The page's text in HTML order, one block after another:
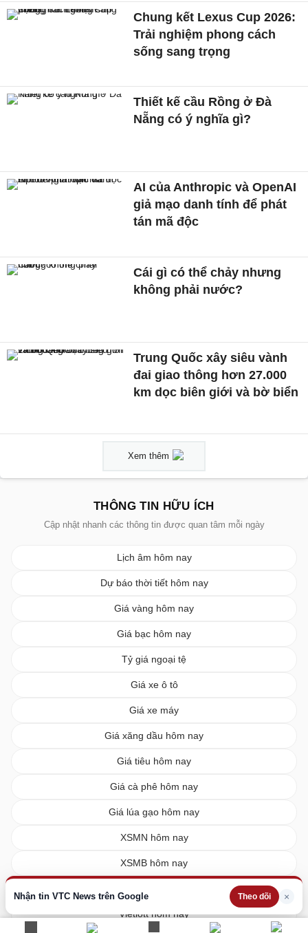
Nhận tin VTC News trên Google Theo dõi ×
Chung kết Lexus Cup 2026:
Trải nghiệm phong cách
sống sang trọng
Thiết kế cầu Rồng ở Đà
Nẵng có ý nghĩa gì?
AI của Anthropic và OpenAI
giả mạo danh tính để phát
tán mã độc
Cái gì có thể chảy nhưng
không phải nước?
Trung Quốc xây siêu vành
đai giao thông hơn 27.000
km dọc biên giới và bờ biển
Xem thêm
THÔNG TIN HỮU ÍCH
Cập nhật nhanh các thông tin được quan tâm mỗi ngày
Lịch âm hôm nay
Dự báo thời tiết hôm nay
Giá vàng hôm nay
Giá bạc hôm nay
Tỷ giá ngoại tệ
Giá xe ô tô
Giá xe máy
Giá xăng dầu hôm nay
Giá tiêu hôm nay
Giá cà phê hôm nay
Giá lúa gạo hôm nay
XSMN hôm nay
XSMB hôm nay
Vietlott hôm nay